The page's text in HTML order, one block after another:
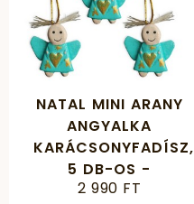
NATAL MINI ARANY
ANGYALKA
KARÁCSONYFADÍSZ,
5 DB-OS -
TÜRKIZ/ARANY
2 990 FT